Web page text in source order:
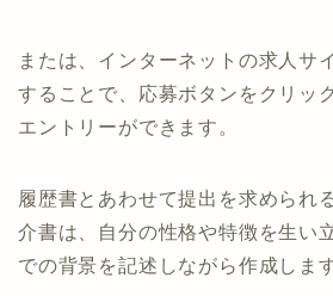
または、インターネットの求人サ
することで、応募ボタンをクリッ
エントリーができます。
履歴書とあわせて提出を求められ
介書は、自分の性格や特徴を生い
での背景を記述しながら作成します